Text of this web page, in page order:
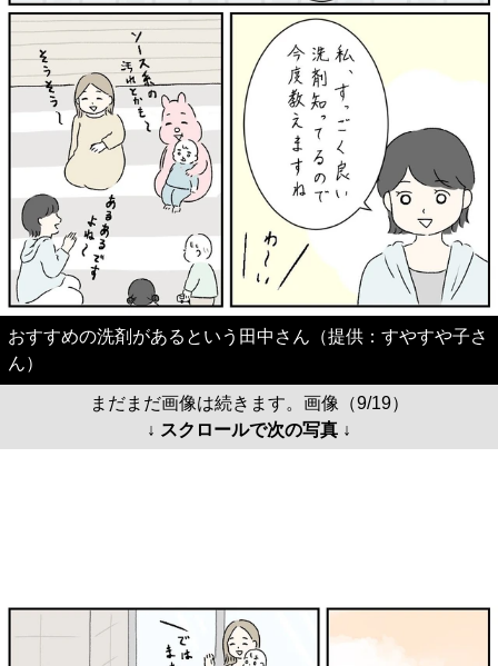
おすすめの洗剤があるという田中さん（提供：すやすや子さ
ん）
まだまだ画像は続きます。画像（9/19）
↓ スクロールで次の写真 ↓